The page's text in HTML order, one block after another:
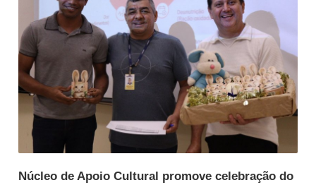
Núcleo de Apoio Cultural promove celebração do